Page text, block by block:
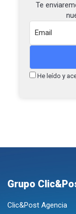
Te
He leído y
Grupo
Clic&Post Agencia